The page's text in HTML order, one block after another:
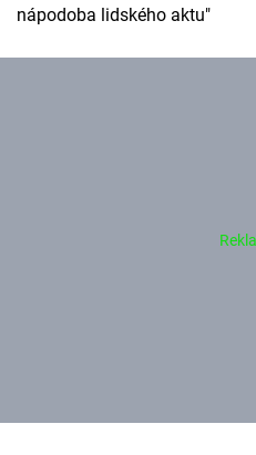
nápodoba lidského aktu"